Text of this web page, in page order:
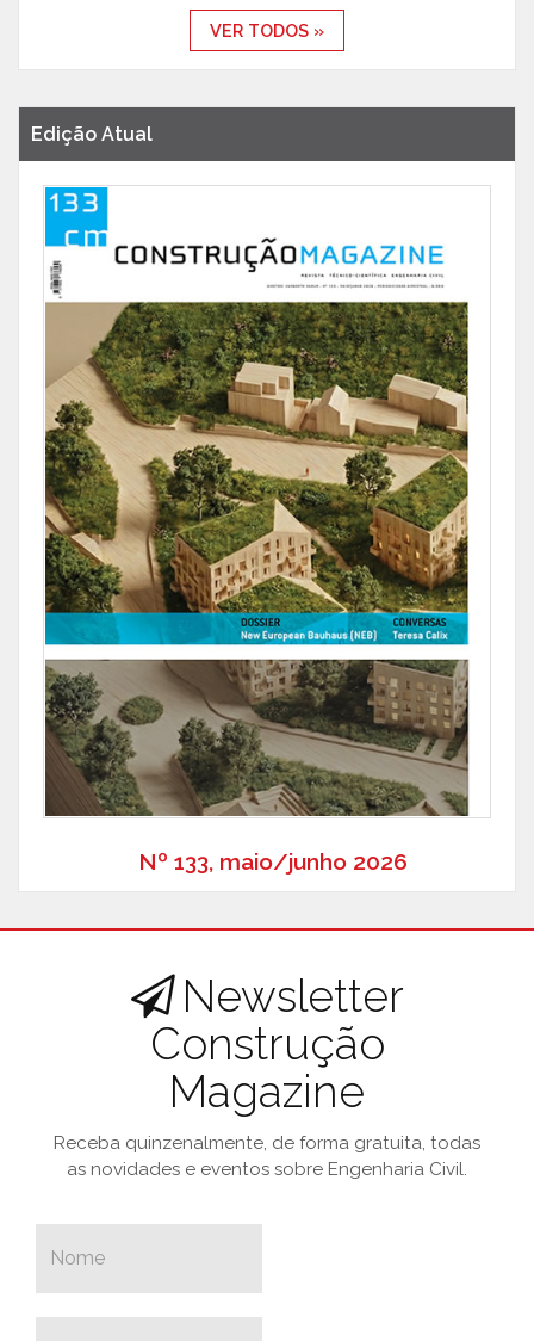
VER TODOS »
Edição Atual
Nº 133, maio/junho 2026
Newsletter
Construção
Magazine
Receba quinzenalmente, de forma gratuita, todas
as novidades e eventos sobre Engenharia Civil.